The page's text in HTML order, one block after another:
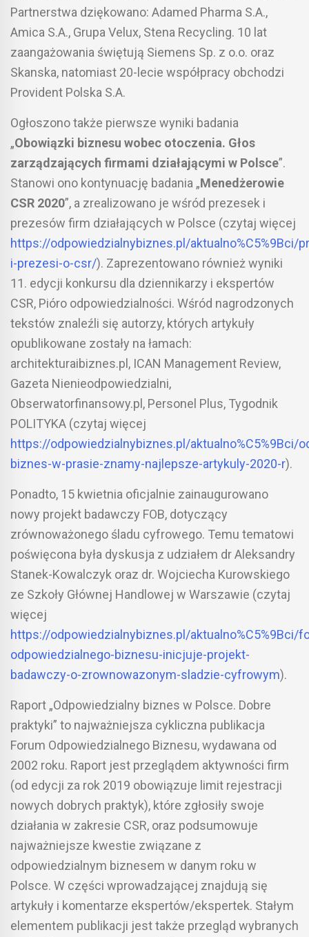
Partnerstwa dziękowano: Adamed Pharma S.A.,
Amica S.A., Grupa Velux, Stena Recycling. 10 lat
zaangażowania świętują Siemens Sp. z o.o. oraz
Skanska, natomiast 20-lecie współpracy obchodzi
Provident Polska S.A.
Ogłoszono także pierwsze wyniki badania
„Obowiązki biznesu wobec otoczenia. Głos
zarządzających firmami działającymi w Polsce”.
Stanowi ono kontynuację badania „Menedżerowie
CSR 2020”, a zrealizowano je wśród prezesek i
prezesów firm działających w Polsce (czytaj więcej
https://odpowiedzialnybiznes.pl/aktualno%C5%9Bci/
i-prezesi-o-csr/). Zaprezentowano również wyniki
11. edycji konkursu dla dziennikarzy i ekspertów
CSR, Pióro odpowiedzialności. Wśród nagrodzonych
tekstów znaleźli się autorzy, których artykuły
opublikowane zostały na łamach:
architekturaibiznes.pl, ICAN Management Review,
Gazeta Nienieodpowiedzialni,
Obserwatorfinansowy.pl, Personel Plus, Tygodnik
POLITYKA (czytaj więcej
https://odpowiedzialnybiznes.pl/aktualno%C5%9Bci/
biznes-w-prasie-znamy-najlepsze-artykuly-2020-r).
Ponadto, 15 kwietnia oficjalnie zainaugurowano
nowy projekt badawczy FOB, dotyczący
zrównoważonego śladu cyfrowego. Temu tematowi
poświęcona była dyskusja z udziałem dr Aleksandry
Stanek-Kowalczyk oraz dr. Wojciecha Kurowskiego
ze Szkoły Głównej Handlowej w Warszawie (czytaj
więcej
https://odpowiedzialnybiznes.pl/aktualno%C5%9Bci/
odpowiedzialnego-biznesu-inicjuje-projekt-
badawczy-o-zrownowazonym-sladzie-cyfrowym).
Raport „Odpowiedzialny biznes w Polsce. Dobre
praktyki” to najważniejsza cykliczna publikacja
Forum Odpowiedzialnego Biznesu, wydawana od
2002 roku. Raport jest przeglądem aktywności firm
(od edycji za rok 2019 obowiązuje limit rejestracji
nowych dobrych praktyk), które zgłosiły swoje
działania w zakresie CSR, oraz podsumowuje
najważniejsze kwestie związane z
odpowiedzialnym biznesem w danym roku w
Polsce. W części wprowadzającej znajdują się
artykuły i komentarze ekspertów/ekspertek. Stałym
elementem publikacji jest także przegląd wybranych